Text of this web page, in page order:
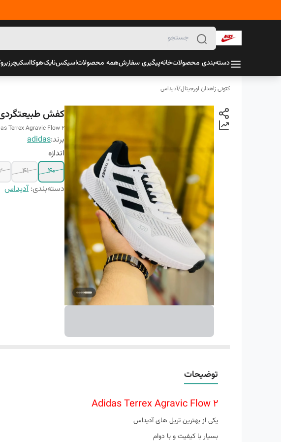
دسته‌بندی محصولاتخانهپیگیری سفارشهمه محصولاتاسیکسنایکهوکااسکیچرز
کتونی زاهدان اورجینال/آدیداس
کفش
Terrex Agravic Flow 2
برند:adidas
اندازه
40
41
دسته‌بندی:آدیداس
توضیحات
Adidas Terrex Agravic Flow 2
یکی از بهترین تریل های آدیداس
بسیار با کیفیت و با دوام